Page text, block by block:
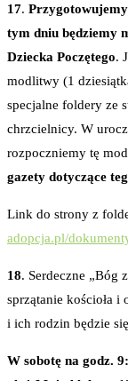
17.
tym dniu będziemy
Dziecka Poczętego.
modlitwy (1
specjalne foldery ze
chrzcielnicy. W
rozpoczniemy tę
gazety dotyczące
Link do strony z
adopcja.pl/
18. Serdeczne „Bóg
sprzątanie kościoła
i ich rodzin będzie się
W sobotę na godz.